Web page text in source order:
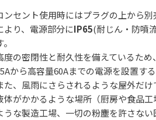
ンセント使用時にはプラグの上から別
より、電源部分にIP65(耐じん・防噴
度の密閉性と耐久性を備えているた
から高容量60Aまでの電源を設置す
た、風雨にさらされるような屋外だ
体がかかるような場所（厨房や食品
うな製造工場、一切の粉塵を許さな